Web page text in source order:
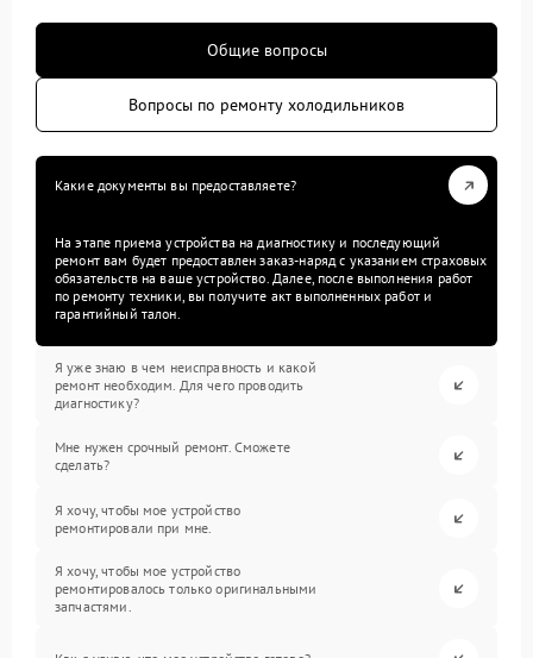
Общие вопросы
Вопросы по ремонту холодильников
Какие документы вы предоставляете?
На этапе приема устройства на диагностику и последующий
ремонт вам будет предоставлен заказ-наряд с указанием страховых
обязательств на ваше устройство. Далее, после выполнения работ
по ремонту техники, вы получите акт выполненных работ и
гарантийный талон.
Я уже знаю в чем неисправность и какой
ремонт необходим. Для чего проводить
диагностику?
Мне нужен срочный ремонт. Сможете
сделать?
Я хочу, чтобы мое устройство
ремонтировали при мне.
Я хочу, чтобы мое устройство
ремонтировалось только оригинальными
запчастями.